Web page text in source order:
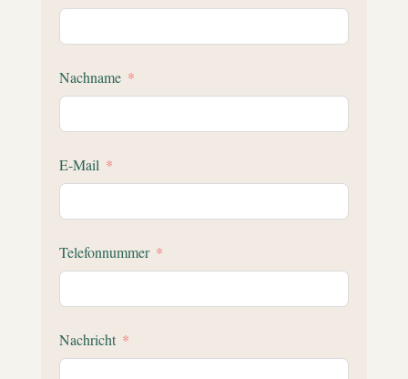
Nachname
E-Mail
Telefonnummer
Nachricht